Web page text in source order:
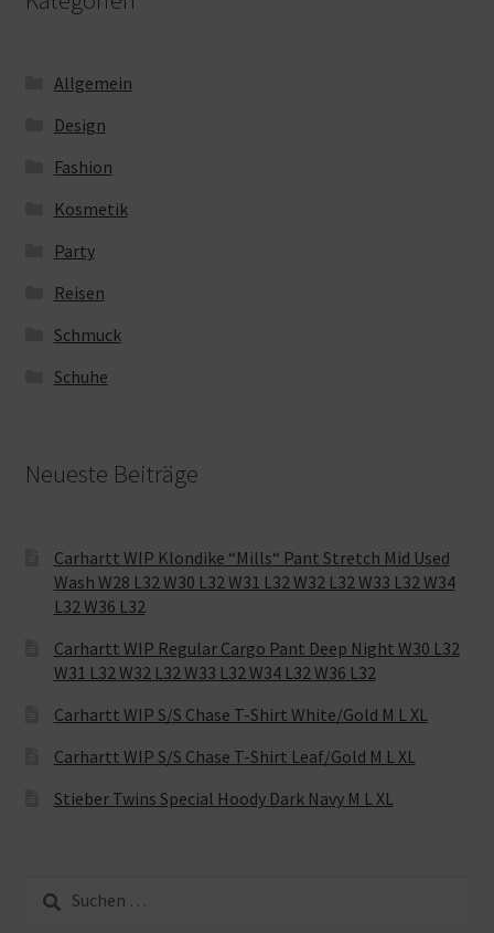
Allgemein
Design
Fashion
Kosmetik
Party
Reisen
Schmuck
Schuhe
Neueste Beiträge
Carhartt WIP Klondike “Mills“ Pant Stretch Mid Used
Wash W28 L32 W30 L32 W31 L32 W32 L32 W33 L32 W34
L32 W36 L32
Carhartt WIP Regular Cargo Pant Deep Night W30 L32
W31 L32 W32 L32 W33 L32 W34 L32 W36 L32
Carhartt WIP S/S Chase T-Shirt White/Gold M L XL
Carhartt WIP S/S Chase T-Shirt Leaf/Gold M L XL
Stieber Twins Special Hoody Dark Navy M L XL
Suche
nach: